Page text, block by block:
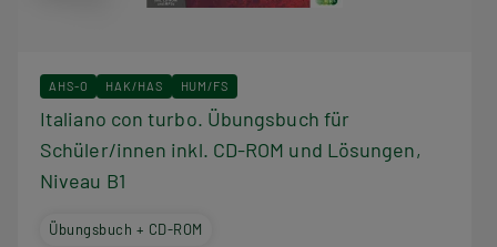
AHS-O HAK/HAS HUM/FS
Italiano con turbo. Übungsbuch für
Schüler/innen inkl. CD-ROM und Lösungen,
Niveau B1
Übungsbuch + CD-ROM